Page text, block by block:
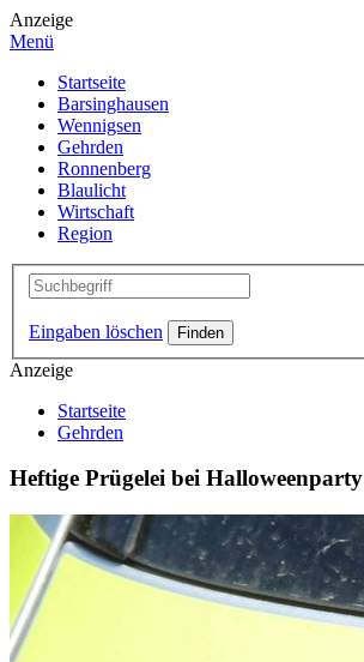
Anzeige
Menü
Startseite
Barsinghausen
Wennigsen
Gehrden
Ronnenberg
Blaulicht
Wirtschaft
Region
Eingaben löschen
Anzeige
Startseite
Gehrden
Heftige Prügelei bei Halloweenparty